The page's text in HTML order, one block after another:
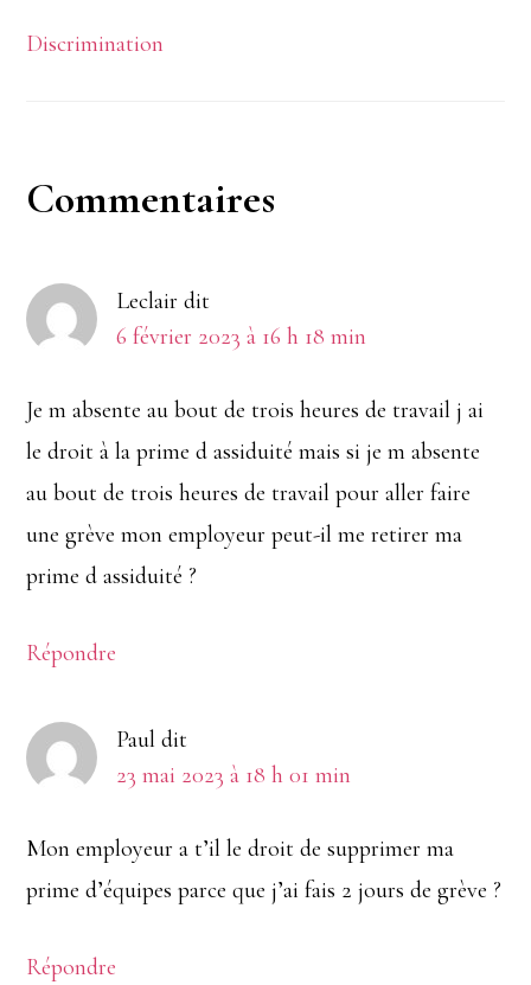
Discrimination
Interactions
lecteur
Commentaires
Leclair dit
6 février 2023 à 16 h 18 min
Je m absente au bout de trois heures de travail j ai
le droit à la prime d assiduité mais si je m absente
au bout de trois heures de travail pour aller faire
une grève mon employeur peut-il me retirer ma
prime d assiduité ?
Répondre
Paul dit
23 mai 2023 à 18 h 01 min
Mon employeur a t’il le droit de supprimer ma
prime d’équipes parce que j’ai fais 2 jours de grève ?
Répondre